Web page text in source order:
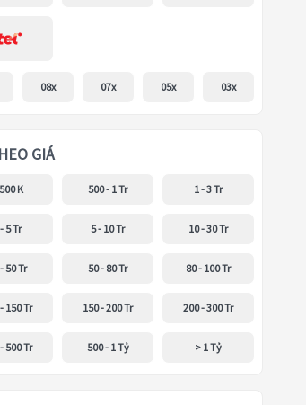
08x 07x 05x 03x
GIÁ
K 500 - 1 Tr 1 - 3 Tr
5 Tr 5 - 10 Tr 10 - 30 Tr
50 Tr 50 - 80 Tr 80 - 100 Tr
150 Tr 150 - 200 Tr 200 - 300 Tr
500 Tr 500 - 1 Tỷ > 1 Tỷ